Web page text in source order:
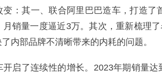
：其一、联合阿里巴巴造车，打造了
销量一度逼近3万。其次，重新梳理
内部品牌不清晰带来的内耗的问题。
开启了连续性的增长。2023年期销量